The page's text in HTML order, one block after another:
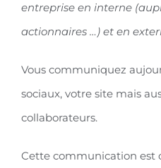
entreprise en interne
actionnaires …) et en
Vous communiquez
sociaux, votre site mais
collaborateurs.
Cette communication est